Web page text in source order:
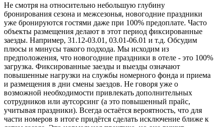
Не смотря на относительно небольшую глубину
бронирования сезона и межсезонья, новогодние праздники
уже бронируются гостями даже при 100% предоплате. Часто
объекты размещения делают в этот период фиксированные
заезды. Например, 31.12-03.01, 03.01-06.01 и т.д. Обсудим
плюсы и минусы такого подхода. Мы исходим из
предположения, что новогодние праздники в отеле - это 100%
загрузка. Фиксированные заезды и выезды означают
повышенные нагрузки на службы номерного фонда и приема
и размещения в дни смены заездов. Не говоря уже о
возможной необходимости привлекать дополнительных
сотрудников или аутсорсинг (а это повышенный прайс,
учитывая праздники). Всегда остаётся вероятность, что для
части номеров в итоге придётся сделать исключение ближе к